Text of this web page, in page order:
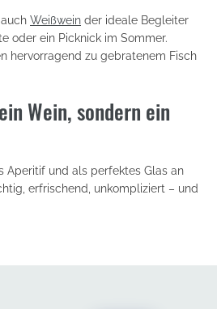
Weißwein der ideale Begleiter
oder ein Picknick im Sommer.
hervorragend zu gebratenem Fisch
Wein, sondern ein
Aperitif und als perfektes Glas an
erfrischend, unkompliziert – und